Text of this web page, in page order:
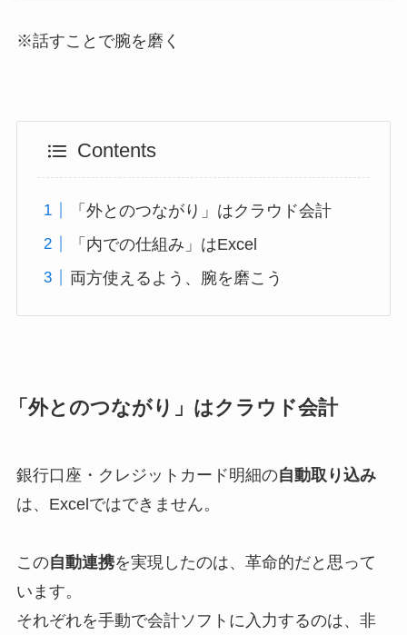
※話すことで腕を磨く
Contents
「外とのつながり」はクラウド会計
「内での仕組み」はExcel
両方使えるよう、腕を磨こう
「外とのつながり」はクラウド会計
銀行口座・クレジットカード明細の自動取り込み
は、Excelではできません。
この自動連携を実現したのは、革命的だと思って
います。
それぞれを手動で会計ソフトに入力するのは、非